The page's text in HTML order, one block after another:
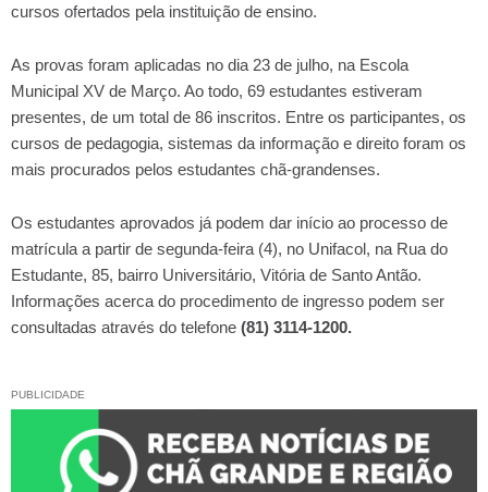
cursos ofertados pela instituição de ensino.
As provas foram aplicadas no dia 23 de julho, na Escola
Municipal XV de Março. Ao todo, 69 estudantes estiveram
presentes, de um total de 86 inscritos. Entre os participantes, os
cursos de pedagogia, sistemas da informação e direito foram os
mais procurados pelos estudantes chã-grandenses.
Os estudantes aprovados já podem dar início ao processo de
matrícula a partir de segunda-feira (4), no Unifacol, na Rua do
Estudante, 85, bairro Universitário, Vitória de Santo Antão.
Informações acerca do procedimento de ingresso podem ser
consultadas através do telefone (81) 3114-1200.
PUBLICIDADE